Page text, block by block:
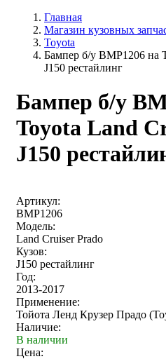
Главная
Магазин кузовных
Toyota
Бампер б/у BMP1206 на
J150 рестайлинг
Бампер б/у
Toyota Land
J150
Артикул:
BMP1206
Модель:
Land Cruiser Prado
Кузов:
J150 рестайлинг
Год:
2013-2017
Применение:
Тойота Ленд Крузер Прадо
Наличие:
В наличии
Цена: